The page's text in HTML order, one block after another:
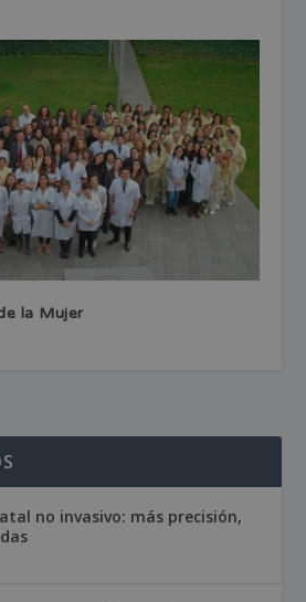
la Mujer
no invasivo: más precisión,